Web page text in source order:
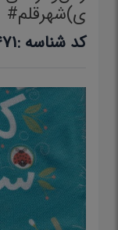
ی)شهرقلم#
کد شناسه :